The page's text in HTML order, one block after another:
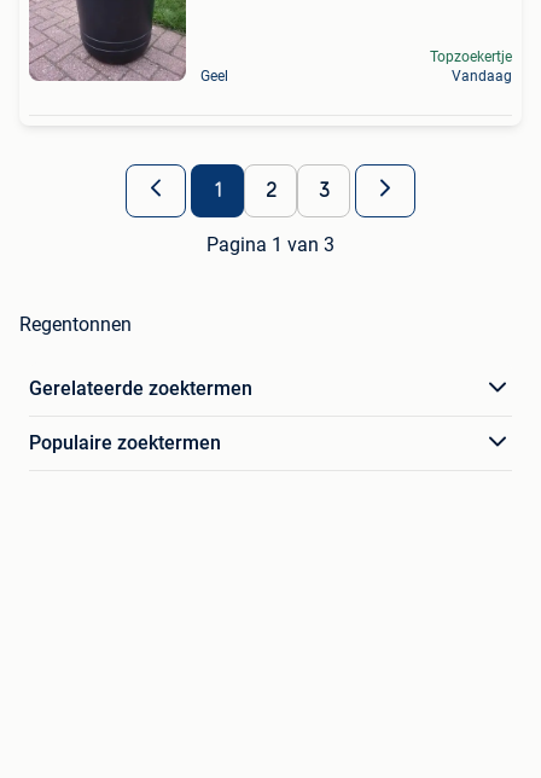
Geel
Topzoekertje
Vandaag
1 2 3
Pagina 1 van 3
Regentonnen
Gerelateerde zoektermen
Populaire zoektermen